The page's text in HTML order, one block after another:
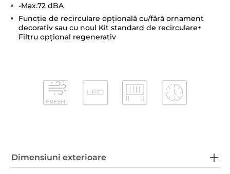
-Max.72 dBA
Funcție de recirculare opțională cu/fără ornament
decorativ sau cu noul Kit standard de recirculare+
Filtru opțional regenerativ
Dimensiuni exterioare